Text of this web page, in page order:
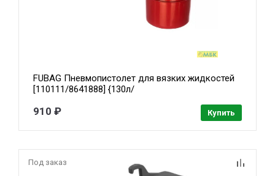
FUBAG Пневмопистолет для вязких жидкостей
[110111/8641888] {130л/
910 ₽ Купить
Под заказ